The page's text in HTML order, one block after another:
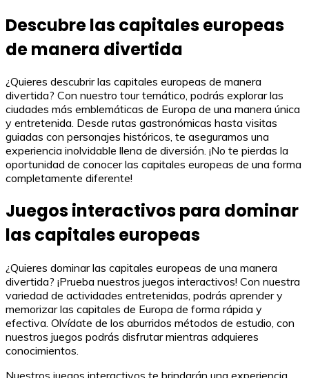
Descubre las capitales europeas
de manera divertida
¿Quieres descubrir las capitales europeas de manera
divertida? Con nuestro tour temático, podrás explorar las
ciudades más emblemáticas de Europa de una manera única
y entretenida. Desde rutas gastronómicas hasta visitas
guiadas con personajes históricos, te aseguramos una
experiencia inolvidable llena de diversión. ¡No te pierdas la
oportunidad de conocer las capitales europeas de una forma
completamente diferente!
Juegos interactivos para dominar
las capitales europeas
¿Quieres dominar las capitales europeas de una manera
divertida? ¡Prueba nuestros juegos interactivos! Con nuestra
variedad de actividades entretenidas, podrás aprender y
memorizar las capitales de Europa de forma rápida y
efectiva. Olvídate de los aburridos métodos de estudio, con
nuestros juegos podrás disfrutar mientras adquieres
conocimientos.